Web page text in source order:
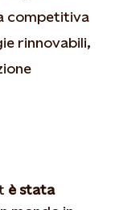
competitiva
rinnovabili,
è stata